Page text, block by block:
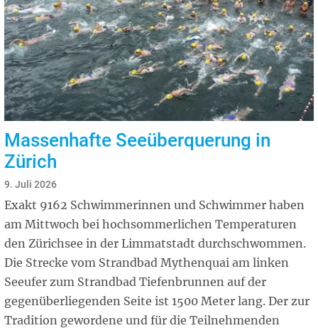
Massenhafte Seeüberquerung in
Zürich
9. Juli 2026
Exakt 9162 Schwimmerinnen und Schwimmer haben
am Mittwoch bei hochsommerlichen Temperaturen
den Zürichsee in der Limmatstadt durchschwommen.
Die Strecke vom Strandbad Mythenquai am linken
Seeufer zum Strandbad Tiefenbrunnen auf der
gegenüberliegenden Seite ist 1500 Meter lang. Der zur
Tradition gewordene und für die Teilnehmenden